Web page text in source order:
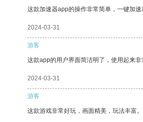
这款加速器app的操作非常简单，一键加速
2024-03-31
游客
这款app的用户界面简洁明了，使用起来非
2024-03-31
游客
这款游戏非常好玩，画面精美，玩法丰富